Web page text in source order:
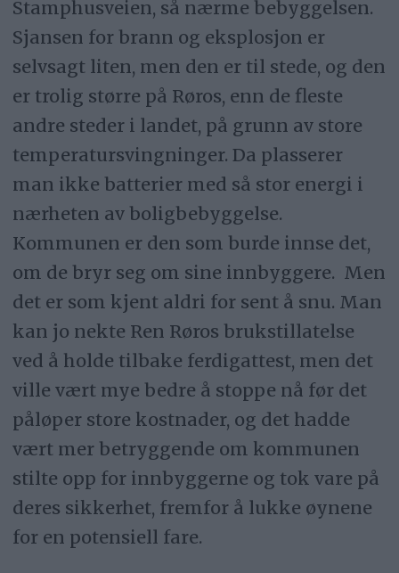
Stamphusveien, så nærme bebyggelsen.
Sjansen for brann og eksplosjon er
selvsagt liten, men den er til stede, og den
er trolig større på Røros, enn de fleste
andre steder i landet, på grunn av store
temperatursvingninger. Da plasserer
man ikke batterier med så stor energi i
nærheten av boligbebyggelse.
Kommunen er den som burde innse det,
om de bryr seg om sine innbyggere. Men
det er som kjent aldri for sent å snu. Man
kan jo nekte Ren Røros brukstillatelse
ved å holde tilbake ferdigattest, men det
ville vært mye bedre å stoppe nå før det
påløper store kostnader, og det hadde
vært mer betryggende om kommunen
stilte opp for innbyggerne og tok vare på
deres sikkerhet, fremfor å lukke øynene
for en potensiell fare.